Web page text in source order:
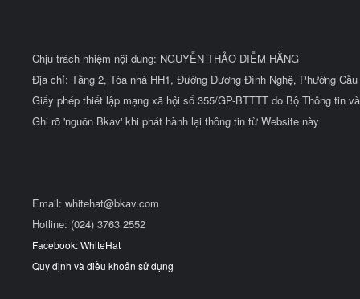
Chịu trách nhiệm nội dung: NGUYỄN THẢO DIỄM HẰNG
Địa chỉ: Tầng 2, Tòa nhà HH1, Đường Dương Đình Nghệ, Phường
Giấy phép thiết lập mạng xã hội số 355/GP-BTTTT do Bộ Thông tin
Ghi rõ 'nguồn Bkav' khi phát hành lại thông tin từ Website này
Email: whitehat@bkav.com
Hotline: (024) 3763 2552
Facebook: WhiteHat
Quy định và điều khoản sử dụng